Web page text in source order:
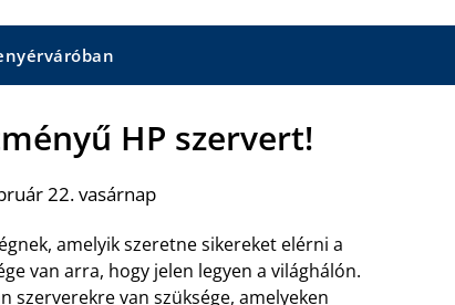
HP szervert!
22. vasárnap
amelyik szeretne sikereket elérni a
van arra, hogy jelen legyen a világhálón.
szerverekre van szüksége, amelyeken